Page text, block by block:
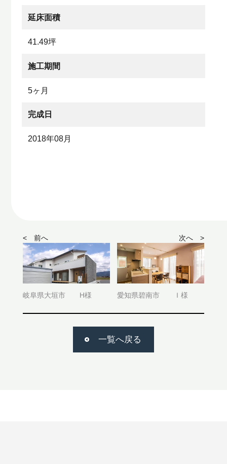
延床面積
41.49坪
施工期間
5ヶ月
完成日
2018年08月
< 前へ
岐阜県大垣市 H様
次へ >
愛知県碧南市 Ｉ様
一覧へ戻る